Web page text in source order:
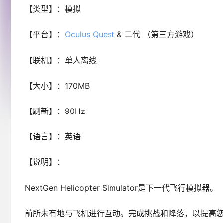
【类型】：模拟
【平台】： Oculus Quest & 二代 （第三方游戏）
【联机】：单人离线
【大小】：170MB
【刷新】：90Hz
【语言】：英语
【说明】：
NextGen Helicopter Simulator是下一代飞行模拟器。
前所未有地与飞机进行互动。完成挑战和降落，以提高您